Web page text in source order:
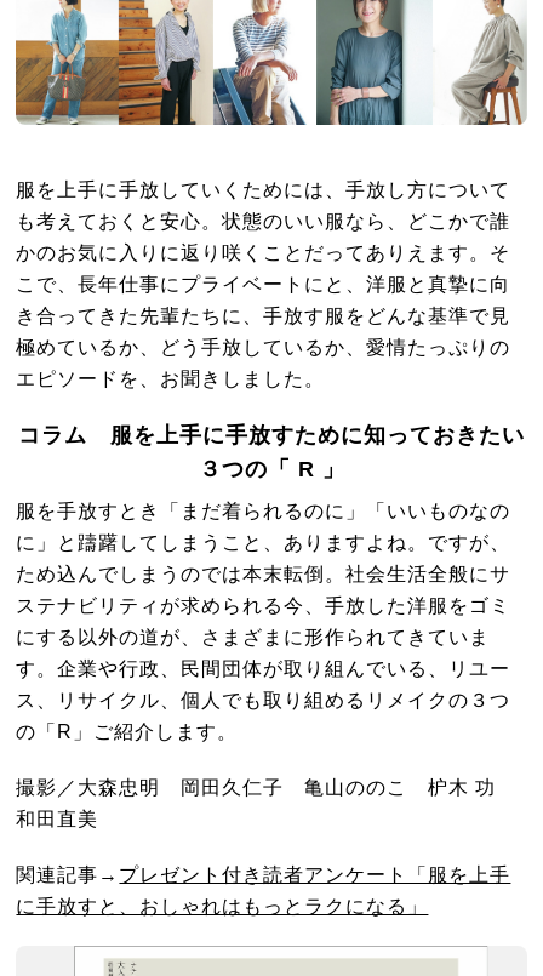
服を上手に手放していくためには、手放し方について
も考えておくと安心。状態のいい服なら、どこかで誰
かのお気に入りに返り咲くことだってありえます。そ
こで、長年仕事にプライベートにと、洋服と真摯に向
き合ってきた先輩たちに、手放す服をどんな基準で見
極めているか、どう手放しているか、愛情たっぷりの
エピソードを、お聞きしました。
コラム 服を上手に手放すために知っておきたい
３つの「 R 」
服を手放すとき「まだ着られるのに」「いいものなの
に」と躊躇してしまうこと、ありますよね。ですが、
ため込んでしまうのでは本末転倒。社会生活全般にサ
ステナビリティが求められる今、手放した洋服をゴミ
にする以外の道が、さまざまに形作られてきていま
す。企業や行政、民間団体が取り組んでいる、リユー
ス、リサイクル、個人でも取り組めるリメイクの３つ
の「R」ご紹介します。
撮影／大森忠明 岡田久仁子 亀山ののこ 枦木 功
和田直美
関連記事→ プレゼント付き読者アンケート「服を上手
に手放すと、おしゃれはもっとラクになる」